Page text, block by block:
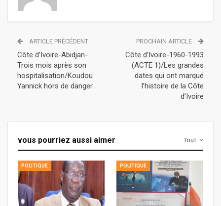
ARTICLE PRÉCÉDENT
Côte d’Ivoire-Abidjan-
Trois mois après son
hospitalisation/Koudou
Yannick hors de danger
PROCHAIN ARTICLE
Côte d’Ivoire-1960-1993
(ACTE 1)/Les grandes
dates qui ont marqué
l’histoire de la Côte
d’Ivoire
Tout
vous pourriez aussi aimer
POLITIQUE POLITIQUE